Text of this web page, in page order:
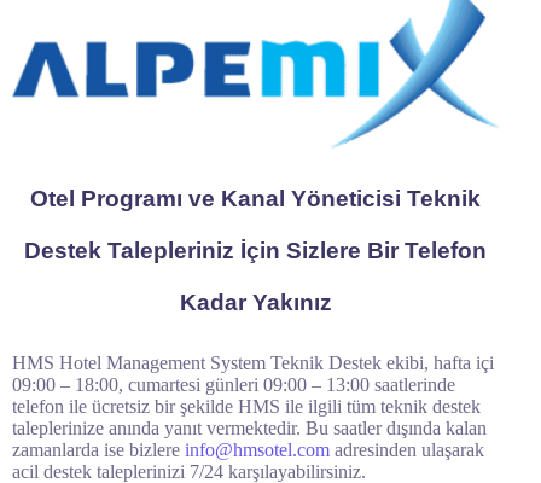
Otel Programı ve Kanal Yöneticisi Teknik
Destek Talepleriniz İçin Sizlere Bir Telefon
Kadar Yakınız
HMS Hotel Management System Teknik Destek ekibi, hafta içi
09:00 – 18:00, cumartesi günleri 09:00 – 13:00 saatlerinde
telefon ile ücretsiz bir şekilde HMS ile ilgili tüm teknik destek
taleplerinize anında yanıt vermektedir. Bu saatler dışında kalan
zamanlarda ise bizlere info@hmsotel.com adresinden ulaşarak
acil destek taleplerinizi 7/24 karşılayabilirsiniz.